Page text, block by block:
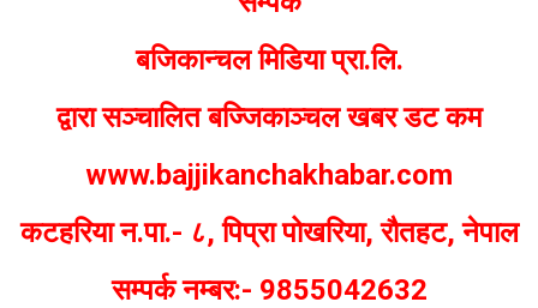
बजिकान्चल मिडिया प्रा.लि.
द्वारा सञ्चालित बज्जिकाञ्चल खबर डट कम
www.bajjikanchakhabar.com
कटहरिया न.पा.- ८, पिप्रा पोखरिया, रौतहट, नेपाल
सम्पर्क नम्बर:- 9855042632